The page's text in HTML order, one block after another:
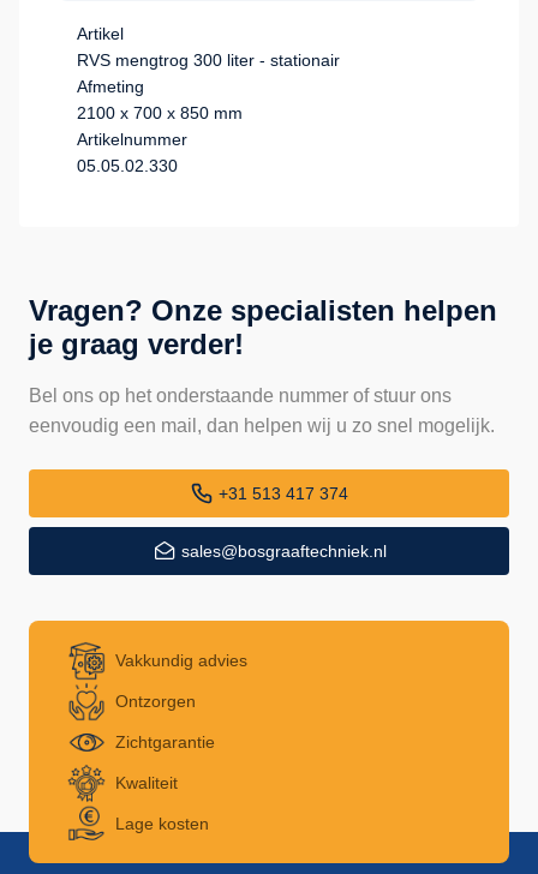
Artikel
RVS mengtrog 300 liter - stationair
Afmeting
2100 x 700 x 850 mm
Artikelnummer
05.05.02.330
Vragen? Onze specialisten helpen
je graag verder!
Bel ons op het onderstaande nummer of stuur ons
eenvoudig een mail, dan helpen wij u zo snel mogelijk.
+31 513 417 374
sales@bosgraaftechniek.nl
Vakkundig advies
Ontzorgen
Zichtgarantie
Kwaliteit
Lage kosten